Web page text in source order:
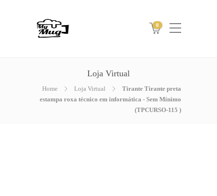
0
Loja Virtual
Home Loja Virtual
Tirante Tirante preta
estampa roxa técnico em informática - Sem Mínimo
(TPCURSO-115 )